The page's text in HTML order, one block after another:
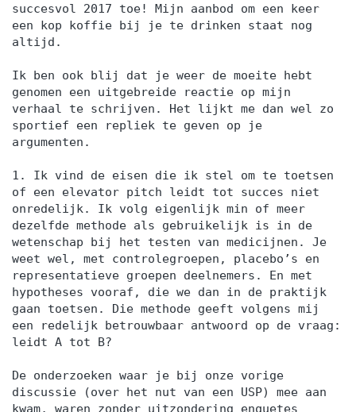
succesvol 2017 toe! Mijn aanbod om een keer
een kop koffie bij je te drinken staat nog
altijd.
Ik ben ook blij dat je weer de moeite hebt
genomen een uitgebreide reactie op mijn
verhaal te schrijven. Het lijkt me dan wel zo
sportief een repliek te geven op je
argumenten.
1. Ik vind de eisen die ik stel om te toetsen
of een elevator pitch leidt tot succes niet
onredelijk. Ik volg eigenlijk min of meer
dezelfde methode als gebruikelijk is in de
wetenschap bij het testen van medicijnen. Je
weet wel, met controlegroepen, placebo’s en
representatieve groepen deelnemers. En met
hypotheses vooraf, die we dan in de praktijk
gaan toetsen. Die methode geeft volgens mij
een redelijk betrouwbaar antwoord op de vraag:
leidt A tot B?
De onderzoeken waar je bij onze vorige
discussie (over het nut van een USP) mee aan
kwam, waren zonder uitzondering enquetes